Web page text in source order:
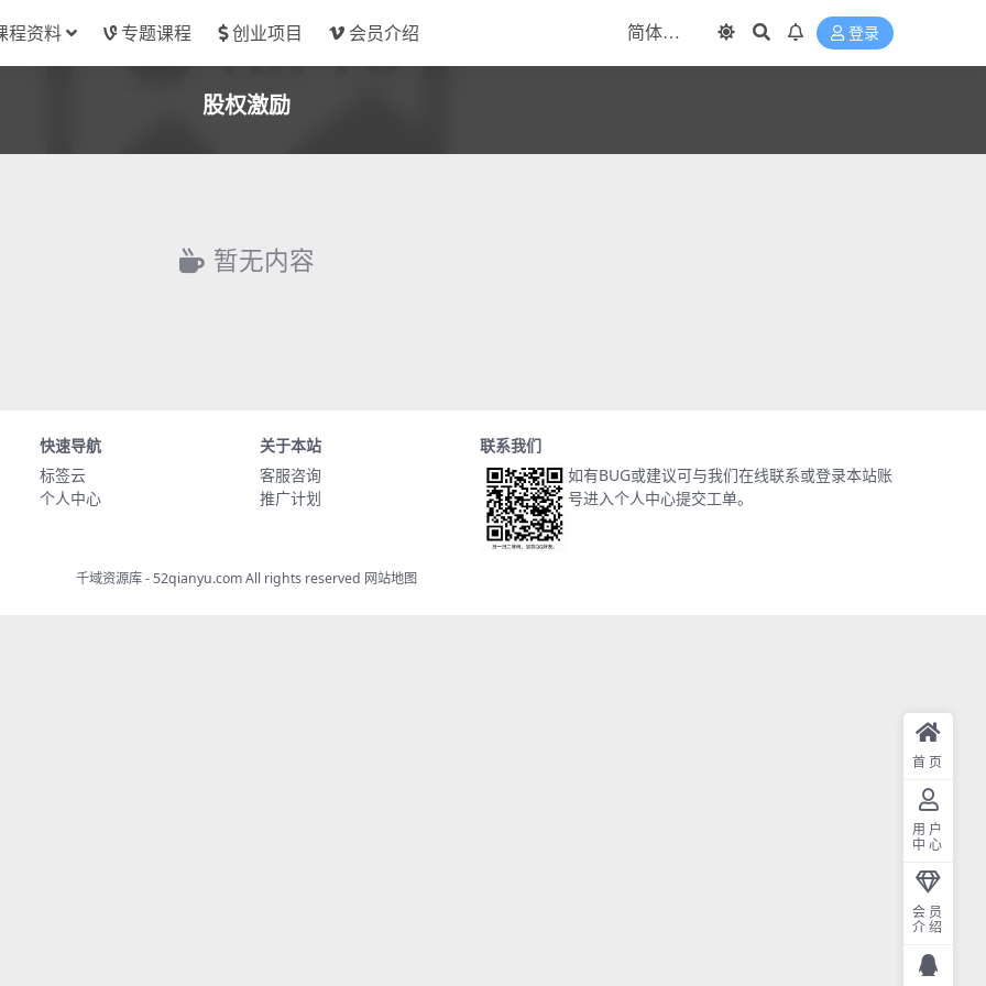
程资料 专题课程 创业项目 会员介绍 登录
股权激励
暂无内容
快速导航
标签云
个人中心
关于本站
客服咨询
推广计划
联系我们
如有BUG或建议可与我们在线联系或登录本站账
号进入个人中心提交工单。
千域资源库 - 52qianyu.com All rights reserved 网站地图
首页
用户
中心
会员
介绍